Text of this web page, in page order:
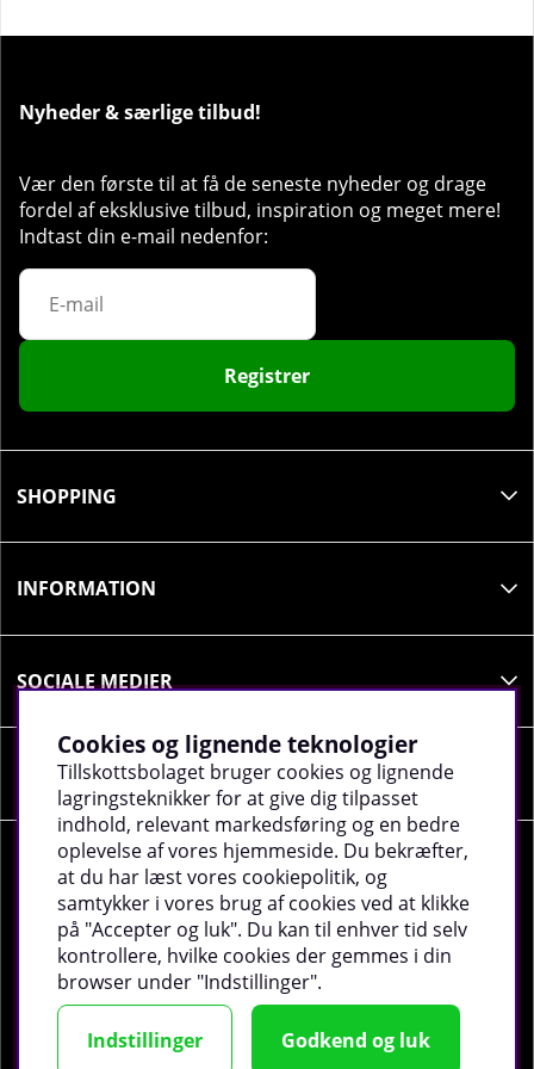
Nyheder & særlige tilbud!
Vær den første til at få de seneste nyheder og drage
fordel af eksklusive tilbud, inspiration og meget mere!
Indtast din e-mail nedenfor:
Registrer
SHOPPING
INFORMATION
SOCIALE MEDIER
VIRKSOMHEDSOPLYSNINGER
©2026 tillskottsbolaget.dk. Vi bruger cookies -Læs
mere.
Cookies og lignende teknologier
Tillskottsbolaget bruger cookies og lignende
lagringsteknikker for at give dig tilpasset
indhold, relevant markedsføring og en bedre
oplevelse af vores hjemmeside. Du bekræfter,
at du har læst vores cookiepolitik, og
samtykker i vores brug af cookies ved at klikke
på "Accepter og luk". Du kan til enhver tid selv
kontrollere, hvilke cookies der gemmes i din
browser under "Indstillinger".
Indstillinger Godkend og luk